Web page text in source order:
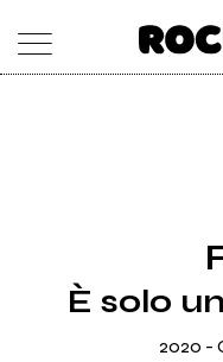
RADIO
È solo
2020 -